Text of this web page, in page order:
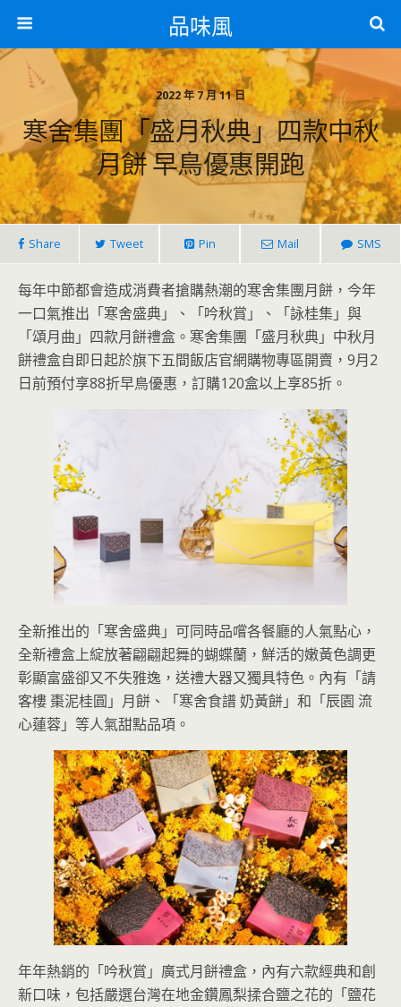
品味風
2022 年 7 月 11 日
寒舍集團「盛月秋典」四款中秋
月餅 早鳥優惠開跑
Share Tweet Pin Mail SMS
每年中節都會造成消費者搶購熱潮的寒舍集團月餅，今年
一口氣推出「寒舍盛典」、「吟秋賞」、「詠桂集」與
「頌月曲」四款月餅禮盒。寒舍集團「盛月秋典」中秋月
餅禮盒自即日起於旗下五間飯店官網購物專區開賣，9月2
日前預付享88折早鳥優惠，訂購120盒以上享85折。
全新推出的「寒舍盛典」可同時品嚐各餐廳的人氣點心，
全新禮盒上綻放著翩翩起舞的蝴蝶蘭，鮮活的嫩黃色調更
彰顯富盛卻又不失雅逸，送禮大器又獨具特色。內有「請
客樓 棗泥桂圓」月餅、「寒舍食譜 奶黃餅」和「辰園 流
心蓮蓉」等人氣甜點品項。
年年熱銷的「吟秋賞」廣式月餅禮盒，內有六款經典和創
新口味，包括嚴選台灣在地金鑽鳳梨揉合鹽之花的「鹽花